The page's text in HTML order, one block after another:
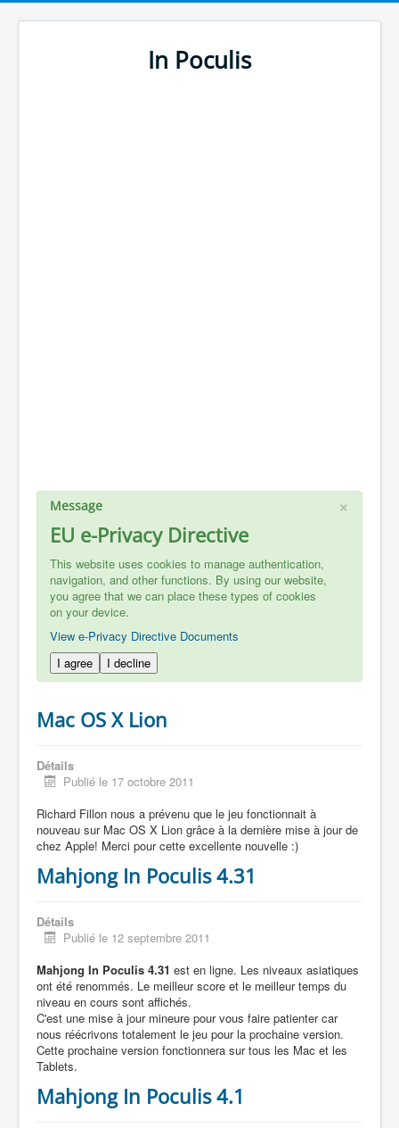
In Poculis
×
Message
EU e-Privacy Directive
This website uses cookies to manage authentication,
navigation, and other functions. By using our website,
you agree that we can place these types of cookies
on your device.
View e-Privacy Directive Documents
I agree
I decline
Mac OS X Lion
Détails
Publié le 17 octobre 2011
Richard Fillon nous a prévenu que le jeu fonctionnait à
nouveau sur Mac OS X Lion grâce à la dernière mise à jour de
chez Apple! Merci pour cette excellente nouvelle :)
Mahjong In Poculis 4.31
Détails
Publié le 12 septembre 2011
Mahjong In Poculis 4.31 est en ligne. Les niveaux asiatiques
ont été renommés. Le meilleur score et le meilleur temps du
niveau en cours sont affichés.
C'est une mise à jour mineure pour vous faire patienter car
nous réécrivons totalement le jeu pour la prochaine version.
Cette prochaine version fonctionnera sur tous les Mac et les
Tablets.
Mahjong In Poculis 4.1